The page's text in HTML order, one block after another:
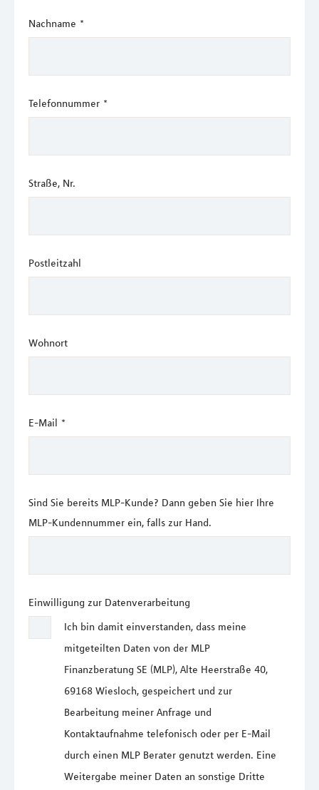
Nachname *
Telefonnummer *
Straße, Nr.
Postleitzahl
Wohnort
E-Mail *
Sind Sie bereits MLP-Kunde? Dann geben Sie hier Ihre
MLP-Kundennummer ein, falls zur Hand.
Einwilligung zur Datenverarbeitung
Ich bin damit einverstanden, dass meine
mitgeteilten Daten von der MLP
Finanzberatung SE (MLP), Alte Heerstraße 40,
69168 Wiesloch, gespeichert und zur
Bearbeitung meiner Anfrage und
Kontaktaufnahme telefonisch oder per E-Mail
durch einen MLP Berater genutzt werden. Eine
Weitergabe meiner Daten an sonstige Dritte